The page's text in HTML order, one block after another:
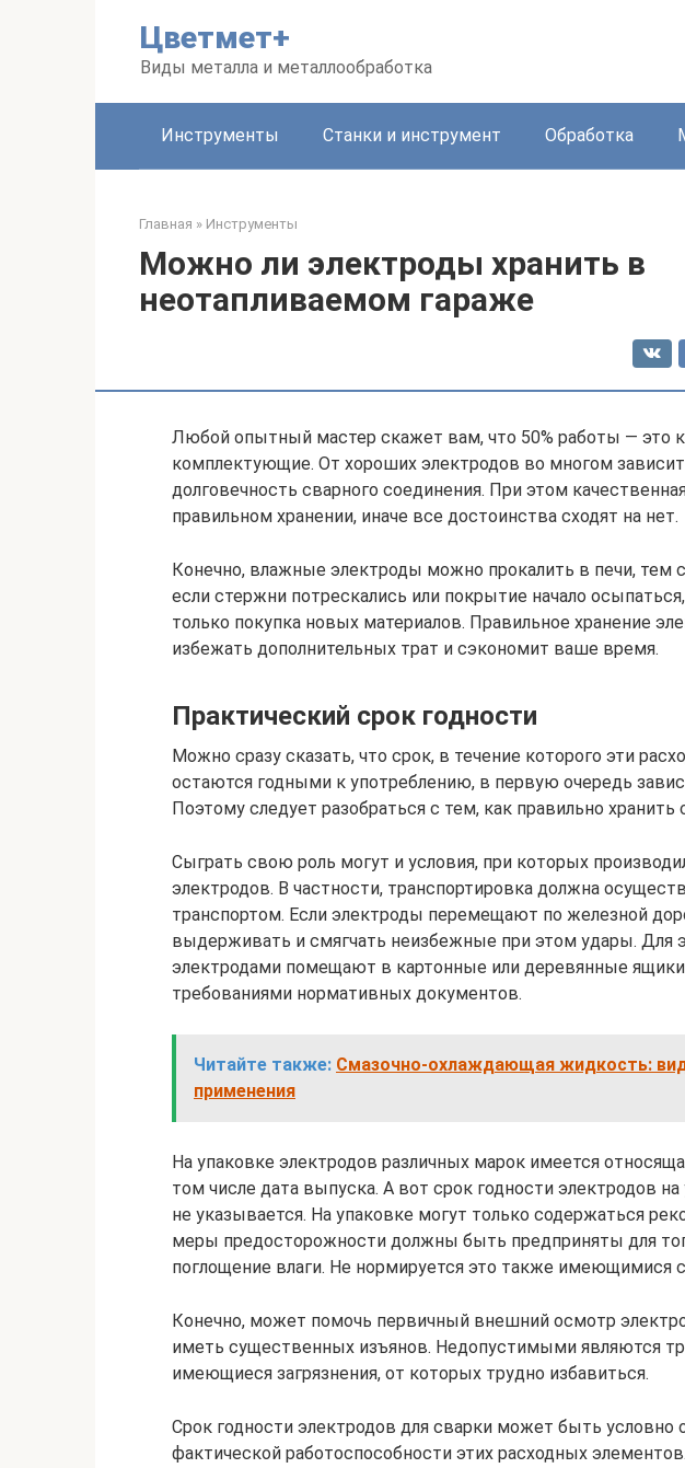
Цветмет+
Виды металла и металлообработка
Инструменты Станки и инструмент Обработка
Главная » Инструменты
Можно ли электроды хранить в
неотапливаемом гараже
Любой опытный мастер скажет вам, что 50% работы — это
комплектующие. От хороших электродов во многом
долговечность сварного соединения. При этом
правильном хранении, иначе все достоинства сходят на нет.
Конечно, влажные электроды можно прокалить в печи,
если стержни потрескались или покрытие начало
только покупка новых материалов. Правильное хранение
избежать дополнительных трат и сэкономит ваше время.
Практический срок годности
Можно сразу сказать, что срок, в течение которого эти
остаются годными к употреблению, в первую очередь
Поэтому следует разобраться с тем, как правильно
Сыграть свою роль могут и условия, при которых
электродов. В частности, транспортировка должна
транспортом. Если электроды перемещают по железной
выдерживать и смягчать неизбежные при этом удары. Для
электродами помещают в картонные или деревянные
требованиями нормативных документов.
Читайте также: Смазочно-охлаждающая жидкость:
применения
На упаковке электродов различных марок имеется
том числе дата выпуска. А вот срок годности электродов
не указывается. На упаковке могут только содержаться
меры предосторожности должны быть предприняты для
поглощение влаги. Не нормируется это также имеющимися
Конечно, может помочь первичный внешний осмотр
иметь существенных изъянов. Недопустимыми являются
имеющиеся загрязнения, от которых трудно избавиться.
Срок годности электродов для сварки может быть условно
фактической работоспособности этих расходных